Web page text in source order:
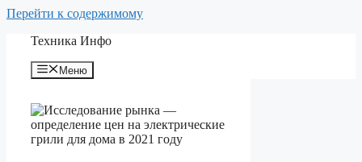
Перейти к содержимому
Техника Инфо
Меню